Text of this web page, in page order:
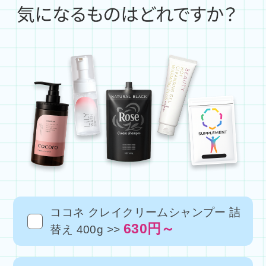
ココネ クレイクリームシャンプー 詰
替え 400g >> 630円～